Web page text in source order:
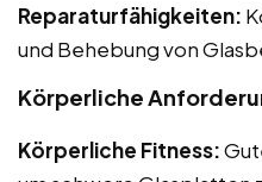
Reparaturfähigkeiten:
und Behebung von
Körperliche
Körperliche Fitness: